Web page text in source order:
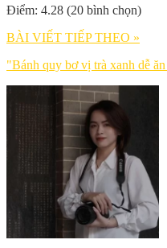
Điểm: 4.28 (20 bình chọn)
BÀI VIẾT TIẾP THEO »
"Bánh quy bơ vị trà xanh dễ